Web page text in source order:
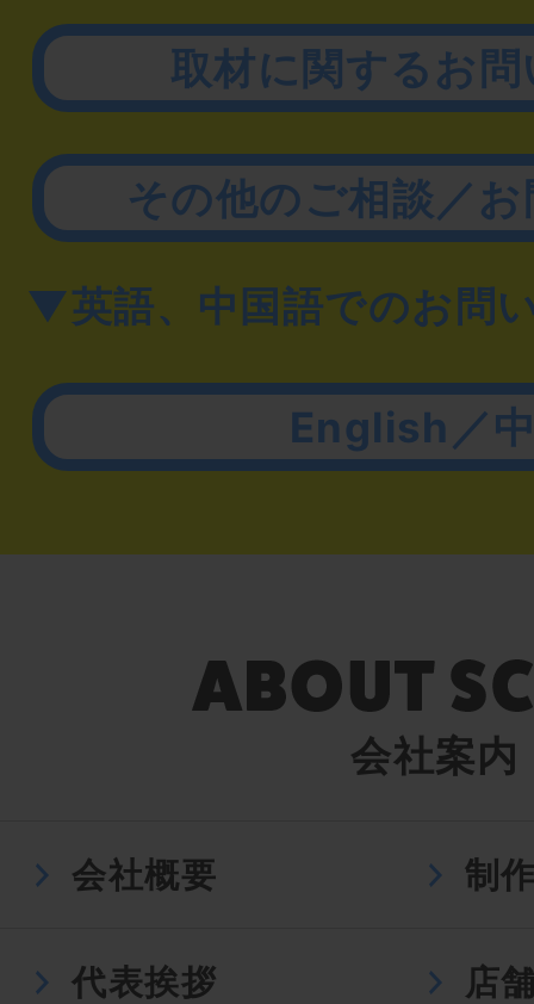
取材に関するお
その他のご相談／
▼英語、中国語でのお問
English／
会社案内
会社概要 制
代表挨拶 店